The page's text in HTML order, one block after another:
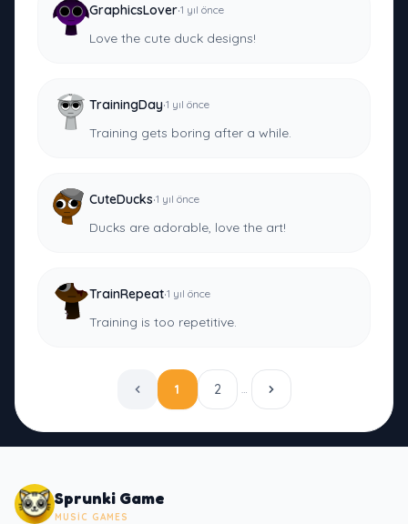
GraphicsLover·1 yıl önce
Love the cute duck designs!
TrainingDay·1 yıl önce
Training gets boring after a while.
CuteDucks·1 yıl önce
Ducks are adorable, love the art!
TrainRepeat·1 yıl önce
Training is too repetitive.
1 2 …
Sprunki Game
MUSIC GAMES